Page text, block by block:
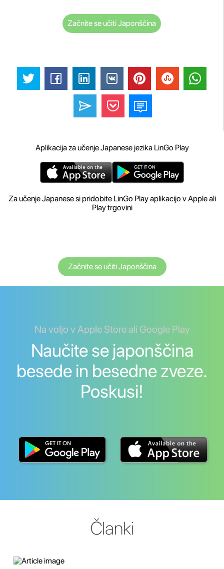
Začnite se učiti Japonščina
Aplikacija za učenje Japanese jezika LinGo Play
Za učenje Japanese si pridobite LinGo Play aplikacijo v Apple ali
Play trgovini
Začnite se učiti Japonščina
Na voljo v Apple Store ali Google Play
Naučite se japonščina
besede in besedne zveze.
Poskusi!
Članki